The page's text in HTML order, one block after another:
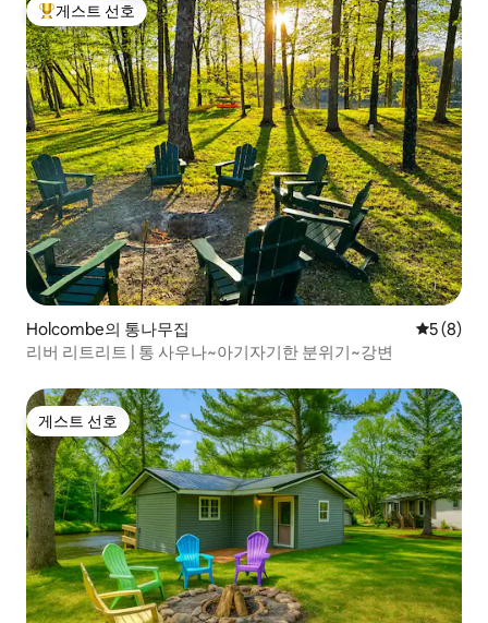
상위 게스트 선호
게스트 선호
Holcombe의 통나무집 평점 5점
5 (8)
리버 리트리트 | 통 사우나~아기자기한 분위기~강변
게스트 선호
게스트 선호